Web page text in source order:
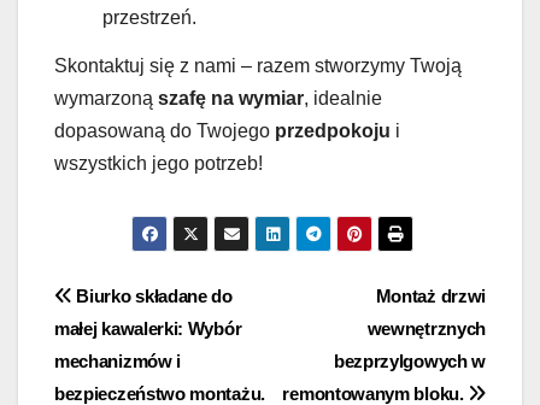
przestrzeń.
Skontaktuj się z nami – razem stworzymy Twoją
wymarzoną szafę na wymiar, idealnie
dopasowaną do Twojego przedpokoju i
wszystkich jego potrzeb!
Nawigacja
wpisu
Montaż drzwi
wewnętrznych
bezprzylgowych w
remontowanym bloku.
Biurko składane do
małej kawalerki: Wybór
mechanizmów i
bezpieczeństwo montażu.